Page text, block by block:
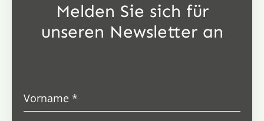
Melden Sie sich für
unseren Newsletter an
Vorname*